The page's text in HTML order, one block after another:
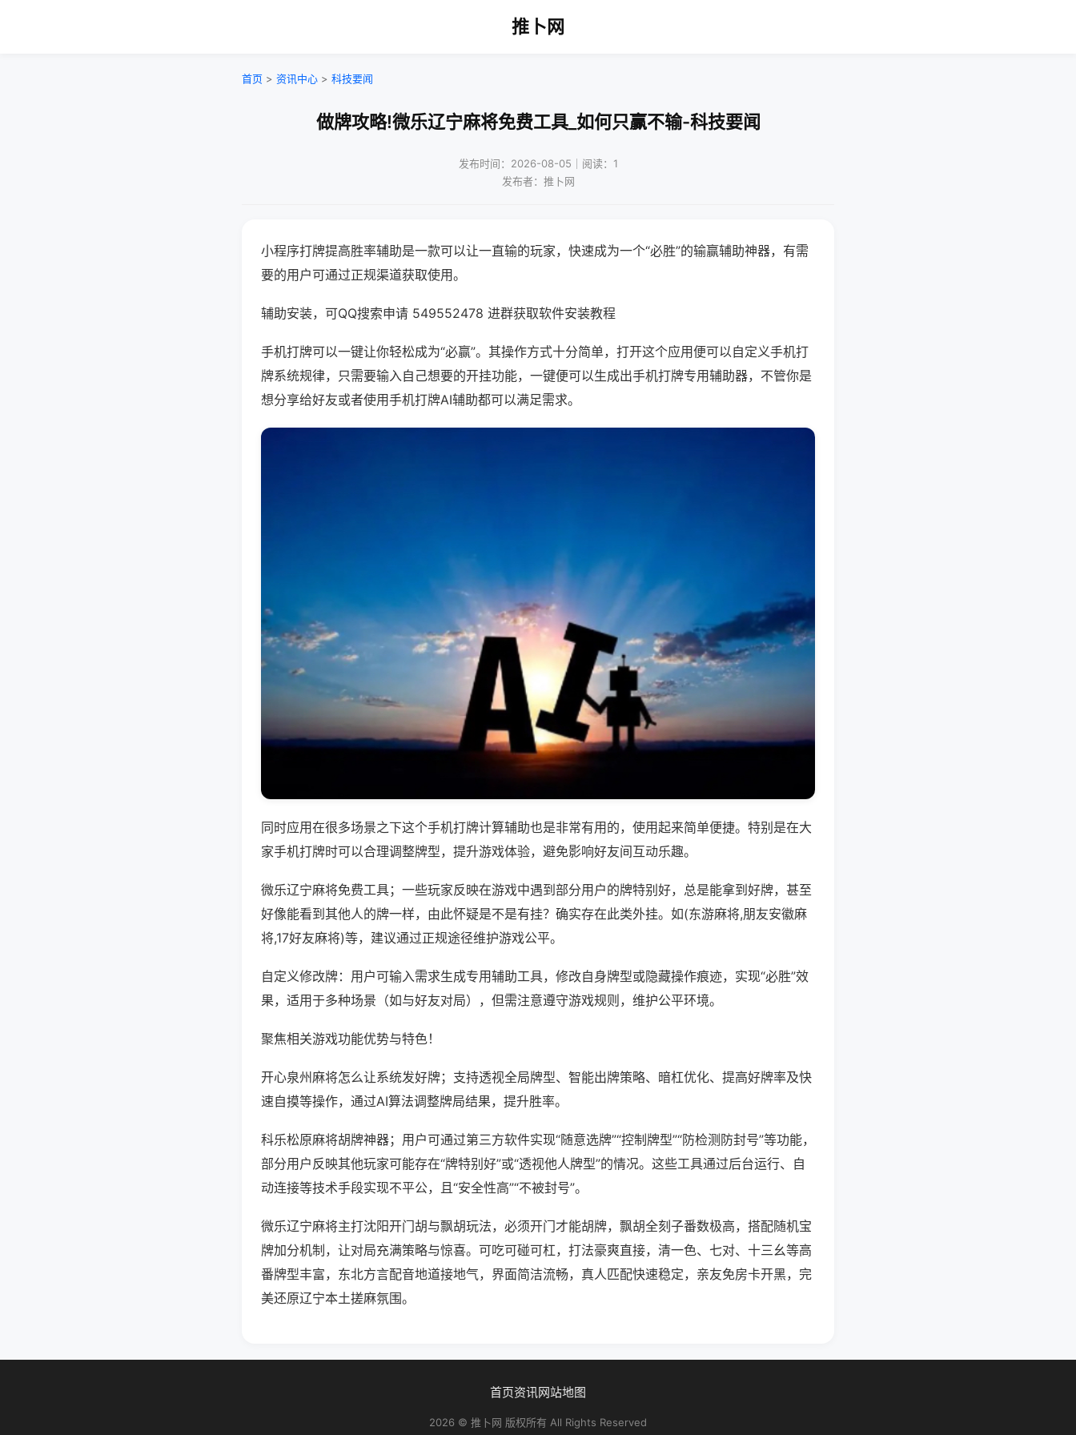
推卜网
首页 > 资讯中心 > 科技要闻
做牌攻略!微乐辽宁麻将免费工具_如何只赢不输-科技要闻
发布时间：2026-08-05｜阅读：1
发布者：推卜网
小程序打牌提高胜率辅助是一款可以让一直输的玩家，快速成为一个“必胜”的输赢辅助神器，有需
要的用户可通过正规渠道获取使用。
辅助安装，可QQ搜索申请 549552478 进群获取软件安装教程
手机打牌可以一键让你轻松成为“必赢”。其操作方式十分简单，打开这个应用便可以自定义手机打
牌系统规律，只需要输入自己想要的开挂功能，一键便可以生成出手机打牌专用辅助器，不管你是
想分享给好友或者使用手机打牌AI辅助都可以满足需求。
同时应用在很多场景之下这个手机打牌计算辅助也是非常有用的，使用起来简单便捷。特别是在大
家手机打牌时可以合理调整牌型，提升游戏体验，避免影响好友间互动乐趣。
微乐辽宁麻将免费工具；一些玩家反映在游戏中遇到部分用户的牌特别好，总是能拿到好牌，甚至
好像能看到其他人的牌一样，由此怀疑是不是有挂？确实存在此类外挂。如(东游麻将,朋友安徽麻
将,17好友麻将)等，建议通过正规途径维护游戏公平。
自定义修改牌：用户可输入需求生成专用辅助工具，修改自身牌型或隐藏操作痕迹，实现“必胜”效
果，适用于多种场景（如与好友对局），但需注意遵守游戏规则，维护公平环境。
聚焦相关游戏功能优势与特色！
开心泉州麻将怎么让系统发好牌；支持透视全局牌型、智能出牌策略、暗杠优化、提高好牌率及快
速自摸等操作，通过AI算法调整牌局结果，提升胜率。
科乐松原麻将胡牌神器；用户可通过第三方软件实现“随意选牌”“控制牌型”“防检测防封号”等功能，
部分用户反映其他玩家可能存在“牌特别好”或“透视他人牌型”的情况。这些工具通过后台运行、自
动连接等技术手段实现不平公，且“安全性高”“不被封号”。
微乐辽宁麻将主打沈阳开门胡与飘胡玩法，必须开门才能胡牌，飘胡全刻子番数极高，搭配随机宝
牌加分机制，让对局充满策略与惊喜。可吃可碰可杠，打法豪爽直接，清一色、七对、十三幺等高
番牌型丰富，东北方言配音地道接地气，界面简洁流畅，真人匹配快速稳定，亲友免房卡开黑，完
美还原辽宁本土搓麻氛围。
首页资讯网站地图
2026 © 推卜网 版权所有 All Rights Reserved